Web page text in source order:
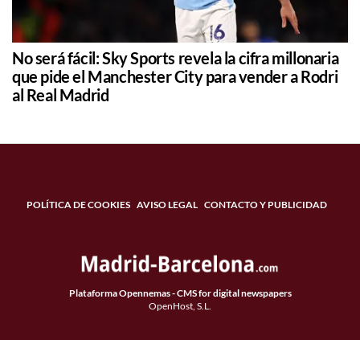
No será fácil: Sky Sports revela la cifra millonaria
que pide el Manchester City para vender a Rodri
al Real Madrid
POLÍTICA DE COOKIES AVISO LEGAL CONTACTO Y PUBLICIDAD
Plataforma Opennemas - CMS for digital newspapers
OpenHost, S.L.